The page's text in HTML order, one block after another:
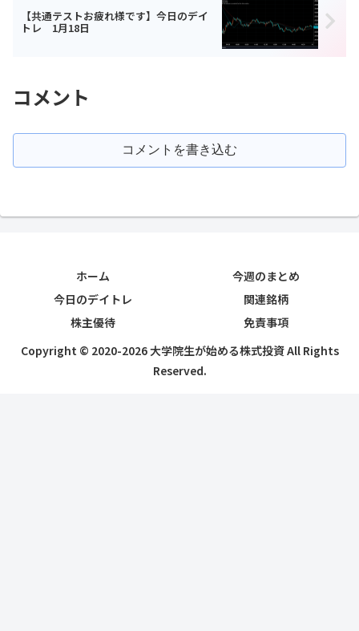
【共通テストお疲れ様です】今日のデイ
トレ 1月18日
コメント
コメントを書き込む
ホーム
今週のまとめ
今日のデイトレ
関連銘柄
株主優待
免責事項
Copyright © 2020-2026 大学院生が始める株式投資 All Rights
Reserved.